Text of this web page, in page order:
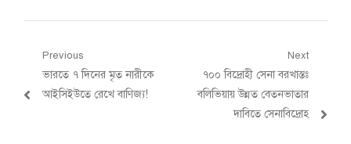
Post
navigation
Previous
Previous
post:
ভারতে ৭ দিনের মৃত নারীকে
আইসিইউতে রেখে বাণিজ্য!
Next
Next
post:
৭০০ বিদ্রোহী সেনা বরখাস্তঃ
বলিভিয়ায় উন্নত বেতনভাতার
দাবিতে সেনাবিদ্রোহ